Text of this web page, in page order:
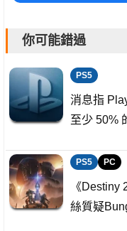
你可能錯過
PS5
消息指
至少 50%
PS5 PC
《
絲質疑